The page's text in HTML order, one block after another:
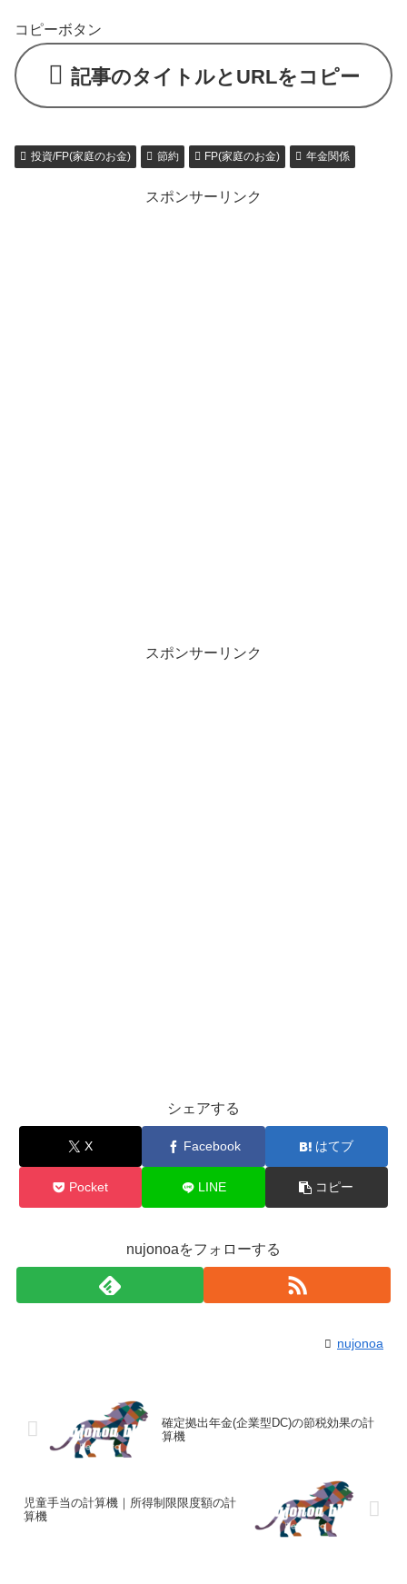
コピーボタン
記事のタイトルとURLをコピー
投資/FP(家庭のお金) 節約 FP(家庭のお金) 年金関係
スポンサーリンク
スポンサーリンク
シェアする
X Facebook はてブ
Pocket LINE コピー
nujonoaをフォローする
nujonoa
確定拠出年金(企業型DC)の節税効果の計
算機
児童手当の計算機｜所得制限限度額の計
算機